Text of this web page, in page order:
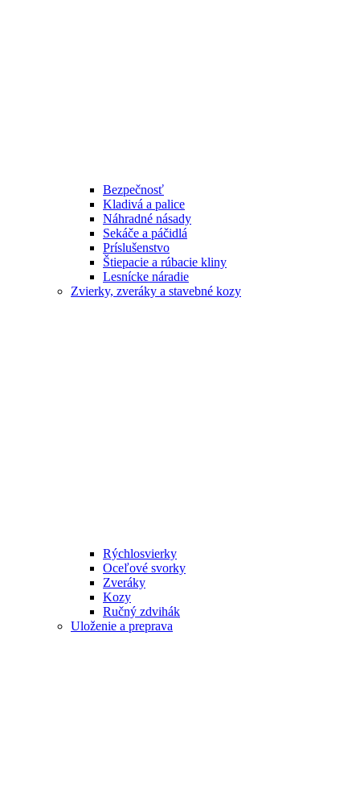
Bezpečnosť
Kladivá a palice
Náhradné násady
Sekáče a páčidlá
Príslušenstvo
Štiepacie a rúbacie kliny
Lesnícke náradie
Zvierky, zveráky a stavebné kozy
Rýchlosvierky
Oceľové svorky
Zveráky
Kozy
Ručný zdvihák
Uloženie a preprava